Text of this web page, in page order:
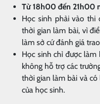
Từ 18h00 đến 21h00
Học sinh phải vào thi
thời gian làm bài, vì
làm sở cứ đánh giá
Học sinh chỉ được làm
không hỗ trợ các
thời gian làm bài và
của học sinh.